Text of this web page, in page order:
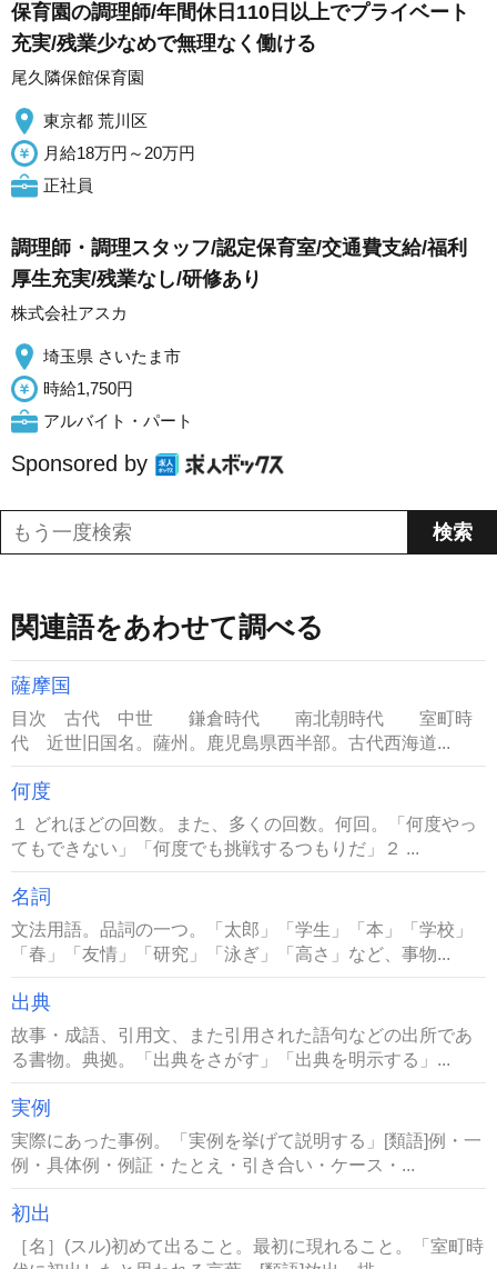
保育園の調理師/年間休日110日以上でプライベート
充実/残業少なめで無理なく働ける
尾久隣保館保育園
東京都 荒川区
月給18万円～20万円
正社員
調理師・調理スタッフ/認定保育室/交通費支給/福利
厚生充実/残業なし/研修あり
株式会社アスカ
埼玉県 さいたま市
時給1,750円
アルバイト・パート
Sponsored by
関連語をあわせて調べる
薩摩国
目次 古代 中世 鎌倉時代 南北朝時代 室町時
代 近世旧国名。薩州。鹿児島県西半部。古代西海道...
何度
１ どれほどの回数。また、多くの回数。何回。「何度やっ
てもできない」「何度でも挑戦するつもりだ」２ ...
名詞
文法用語。品詞の一つ。「太郎」「学生」「本」「学校」
「春」「友情」「研究」「泳ぎ」「高さ」など、事物...
出典
故事・成語、引用文、また引用された語句などの出所であ
る書物。典拠。「出典をさがす」「出典を明示する」...
実例
実際にあった事例。「実例を挙げて説明する」[類語]例・一
例・具体例・例証・たとえ・引き合い・ケース・...
初出
［名］(スル)初めて出ること。最初に現れること。「室町時